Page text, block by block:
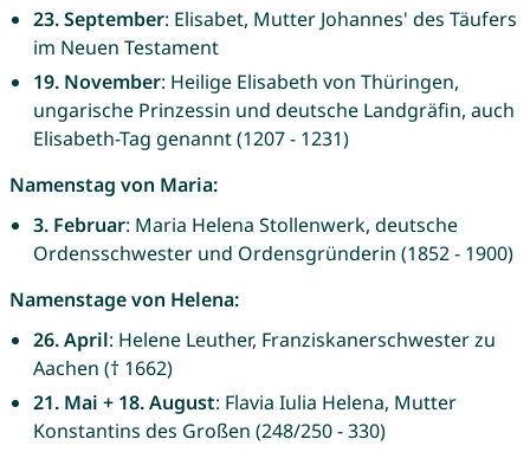
23. September: Elisabet, Mutter Johannes' des Täufers
im Neuen Testament
19. November: Heilige Elisabeth von Thüringen,
ungarische Prinzessin und deutsche Landgräfin, auch
Elisabeth-Tag genannt (1207 - 1231)
Namenstag von Maria:
3. Februar: Maria Helena Stollenwerk, deutsche
Ordensschwester und Ordensgründerin (1852 - 1900)
Namenstage von Helena:
26. April: Helene Leuther, Franziskanerschwester zu
Aachen († 1662)
21. Mai + 18. August: Flavia Iulia Helena, Mutter
Konstantins des Großen (248/250 - 330)